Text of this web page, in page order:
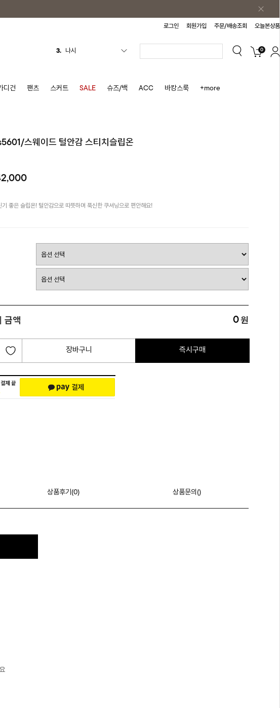
로그인 회원가입 주문/배송조회 오늘본상품
4. 티셔츠
6.
10. 자켓
0
디건 팬츠 스커트 SALE 슈즈/백 ACC 바캉스룩 +more
스웨이드 털안감 스티치슬립온
기 좋은 슬립온! 털안감으로 따뜻하며 푹신한 쿠셔닝으로 편안해요!
금액 0원
장바구니 즉시구매
상품후기(0) 상품문의()